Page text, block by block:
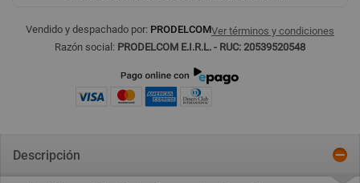
Vendido y despachado por: PRODELCOMVer términos y condiciones
Razón social: PRODELCOM E.I.R.L. - RUC: 20539520548
Descripción